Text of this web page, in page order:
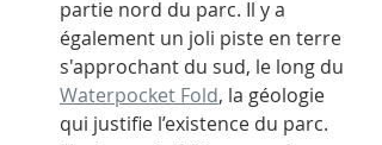
partie nord du parc. Il y a
également un joli piste en terre
s'approchant du sud, le long du
Waterpocket Fold, la géologie
qui justifie l’existence du parc.